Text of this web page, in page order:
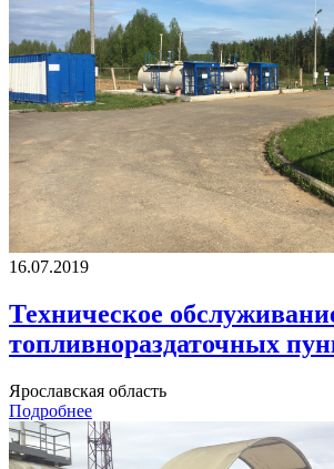
16.07.2019
Техническое
топливнораздаточных
Ярославская область
Подробнее